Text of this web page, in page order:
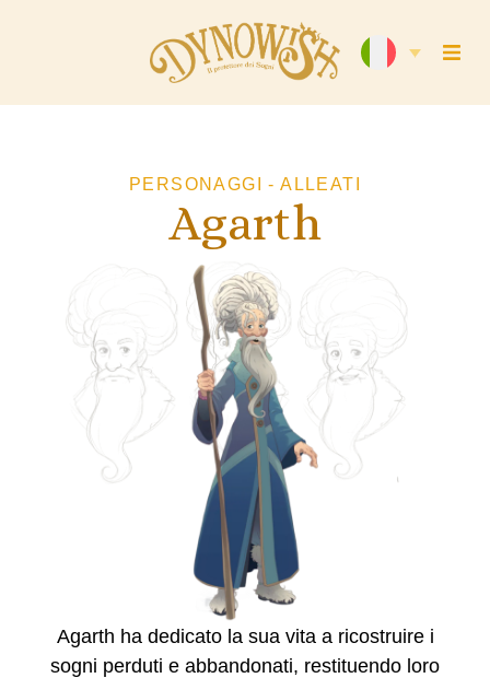
PERSONAGGI - ALLEATI
Agarth
Agarth ha dedicato la sua vita a ricostruire i
sogni perduti e abbandonati, restituendo loro